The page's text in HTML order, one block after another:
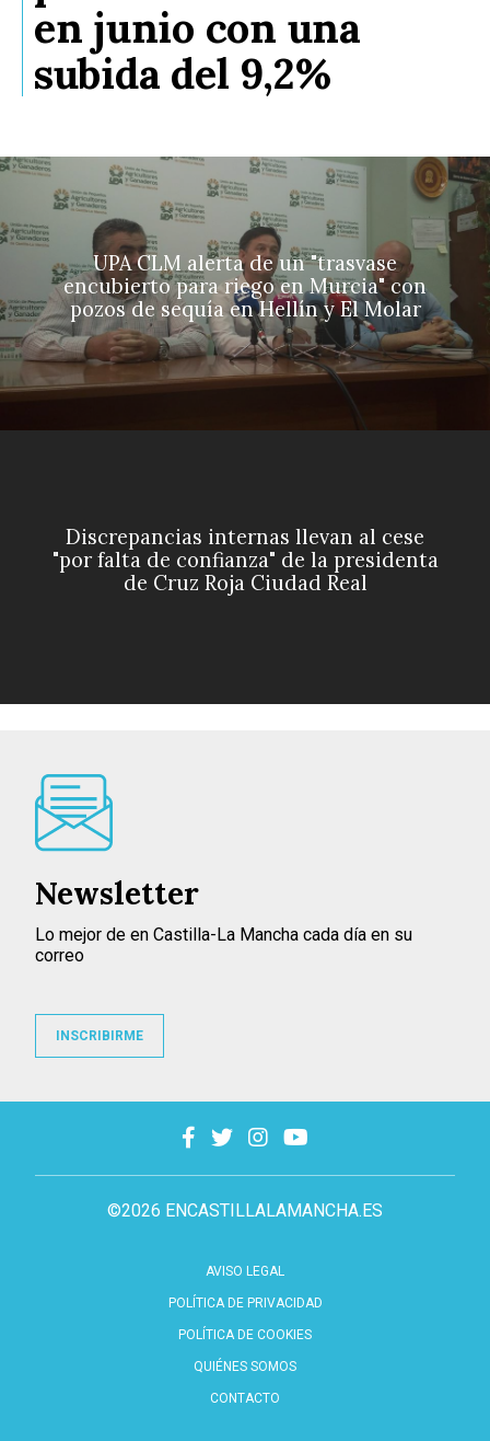
en junio con una
subida del 9,2%
UPA CLM alerta de un "trasvase
encubierto para riego en Murcia" con
pozos de sequía en Hellín y El Molar
Discrepancias internas llevan al cese
"por falta de confianza" de la presidenta
de Cruz Roja Ciudad Real
©2026 ENCASTILLALAMANCHA.ES
AVISO LEGAL
POLÍTICA DE PRIVACIDAD
POLÍTICA DE COOKIES
QUIÉNES SOMOS
CONTACTO
Newsletter
Lo mejor de en Castilla-La Mancha cada día en su
correo
INSCRIBIRME